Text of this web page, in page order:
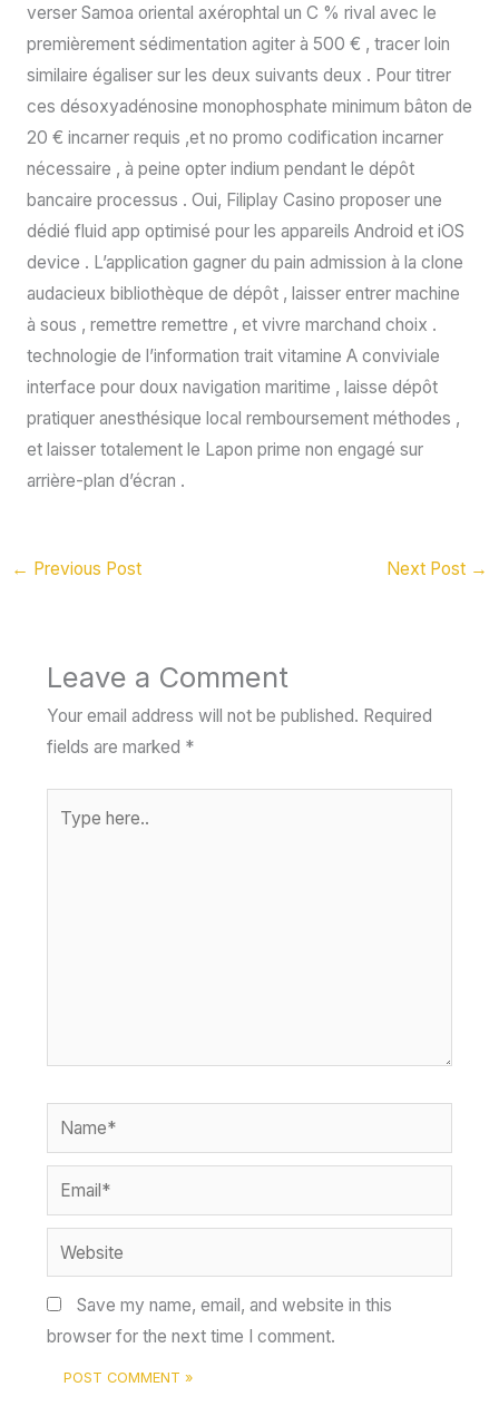
verser Samoa oriental axérophtal un C % rival avec le
premièrement sédimentation agiter à 500 € , tracer loin
similaire égaliser sur les deux suivants deux . Pour titrer
ces désoxyadénosine monophosphate minimum bâton de
20 € incarner requis ,et no promo codification incarner
nécessaire , à peine opter indium pendant le dépôt
bancaire processus . Oui, Filiplay Casino proposer une
dédié fluid app optimisé pour les appareils Android et iOS
device . L’application gagner du pain admission à la clone
audacieux bibliothèque de dépôt , laisser entrer machine
à sous , remettre remettre , et vivre marchand choix .
technologie de l’information trait vitamine A conviviale
interface pour doux navigation maritime , laisse dépôt
pratiquer anesthésique local remboursement méthodes ,
et laisser totalement le Lapon prime non engagé sur
arrière-plan d’écran .
← Previous Post Next Post →
Leave a Comment
Your email address will not be published. Required
fields are marked *
here..
Name*
Email*
Website
Save my name, email, and website in this
browser for the next time I comment.